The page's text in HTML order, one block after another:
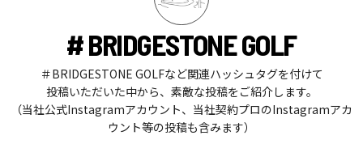
# BRIDGESTONE GOLF
＃BRIDGESTONE GOLFなど関連ハッシュタグを付けて
投稿いただいた中から、素敵な投稿をご紹介します。
（当社公式Instagramアカウント、当社契約プロのInstagramアカ
ウント等の投稿も含みます）